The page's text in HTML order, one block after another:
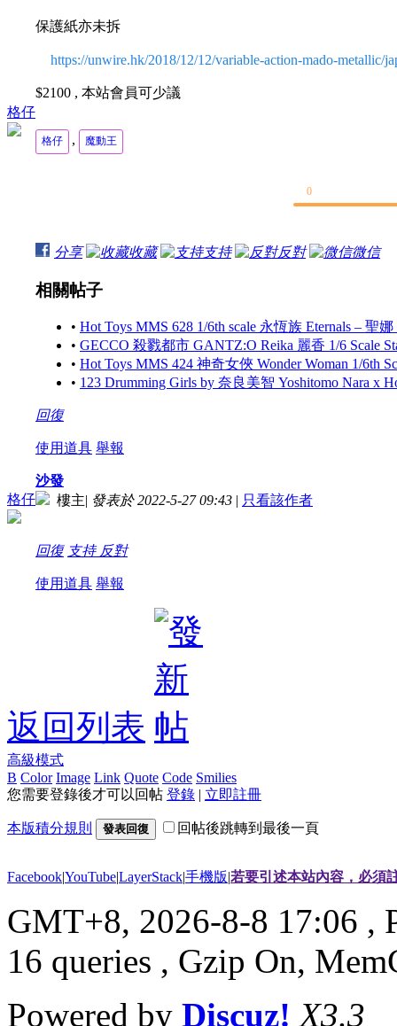
格仔
保護紙亦未拆
https://unwire.hk/2018/12/12/variable-action-mado-metallic/
$2100 , 本站會員可少議
格仔 , 魔動王
0
分享 收藏 支持 反對 微信
相關帖子
• Hot Toys MMS 628 1/6th scale 永恆族 Eternals – 聖娜
• GECCO 殺戮都市 GANTZ:O Reika 麗香 1/6 Scale
• Hot Toys MMS 424 神奇女俠 Wonder Woman 1/6th
• 123 Drumming Girls by 奈良美智 Yoshitomo Nara x
回復
使用道具 舉報
格仔
沙發
樓主| 發表於 2022-5-27 09:43 | 只看該作者
回復 支持 反對
使用道具 舉報
返回列表
高級模式
B Color Image Link Quote Code Smilies
您需要登錄後才可以回帖 登錄 | 立即註冊
本版積分規則 發表回復 回帖後跳轉到最後一頁
Facebook|YouTube|LayerStack|手機版|若要引述本站內容，必須
GMT+8, 2026-8-8 17:06 ,
16 queries , Gzip On,
Powered by Discuz! X3.3